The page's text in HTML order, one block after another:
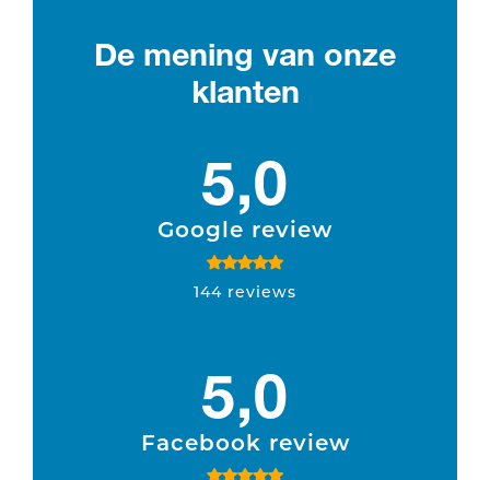
De mening van onze
klanten
5,0
Google review
144 reviews
5,0
Facebook review